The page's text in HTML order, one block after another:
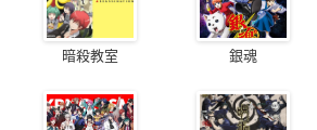
暗殺教室 銀魂